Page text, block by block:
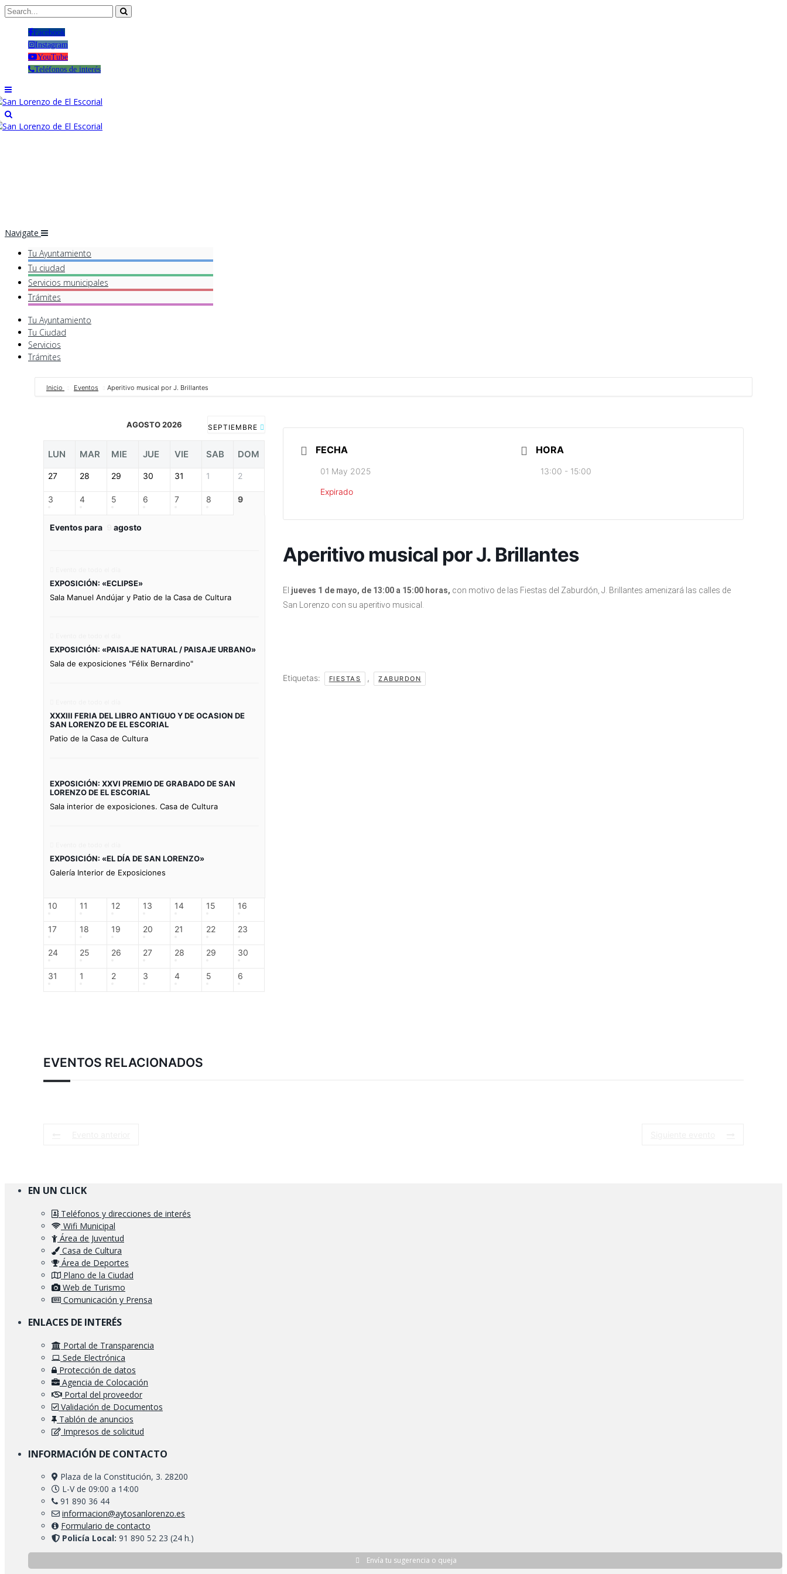
Facebook
Instagram
YouTube
Teléfonos de interés
Navigate
Tu Ayuntamiento
Tu ciudad
Servicios municipales
Trámites
Tu Ayuntamiento
Tu Ciudad
Servicios
Trámites
Inicio Eventos Aperitivo musical por J. Brillantes
AGOSTO 2026 SEPTIEMBRE
LUN MAR MIE JUE VIE SAB DOM
27 28 29 30 31 1 2
3 4 5 6 7 8 9
Eventos para agosto
EXPOSICIÓN: «ECLIPSE»
Sala Manuel Andújar y Patio de la Casa de Cultura
EXPOSICIÓN: «PAISAJE NATURAL / PAISAJE URBANO»
Sala de exposiciones "Félix Bernardino"
XXXIII FERIA DEL LIBRO ANTIGUO Y DE OCASION DE
SAN LORENZO DE EL ESCORIAL
Patio de la Casa de Cultura
EXPOSICIÓN: XXVI PREMIO DE GRABADO DE SAN
LORENZO DE EL ESCORIAL
Sala interior de exposiciones. Casa de Cultura
EXPOSICIÓN: «EL DÍA DE SAN LORENZO»
Galería Interior de Exposiciones
10 11 12 13 14 15 16
17 18 19 20 21 22 23
24 25 26 27 28 29 30
31 1 2 3 4 5 6
FECHA
01 May 2025
Expirado
HORA
13:00 - 15:00
Aperitivo musical por J. Brillantes
El jueves 1 de mayo, de 13:00 a 15:00 horas, con motivo de las Fiestas del Zaburdón, J. Brillantes amenizará las calles de
San Lorenzo con su aperitivo musical.
Etiquetas: FIESTAS , ZABURDON
EVENTOS RELACIONADOS
EN UN CLICK
Teléfonos y direcciones de interés
Wifi Municipal
Área de Juventud
Casa de Cultura
Área de Deportes
Plano de la Ciudad
Web de Turismo
Comunicación y Prensa
ENLACES DE INTERÉS
Portal de Transparencia
Sede Electrónica
Protección de datos
Agencia de Colocación
Portal del proveedor
Validación de Documentos
Tablón de anuncios
Impresos de solicitud
INFORMACIÓN DE CONTACTO
Plaza de la Constitución, 3. 28200
L-V de 09:00 a 14:00
91 890 36 44
informacion@aytosanlorenzo.es
Formulario de contacto
Policía Local: 91 890 52 23 (24 h.)
Envía tu sugerencia o queja